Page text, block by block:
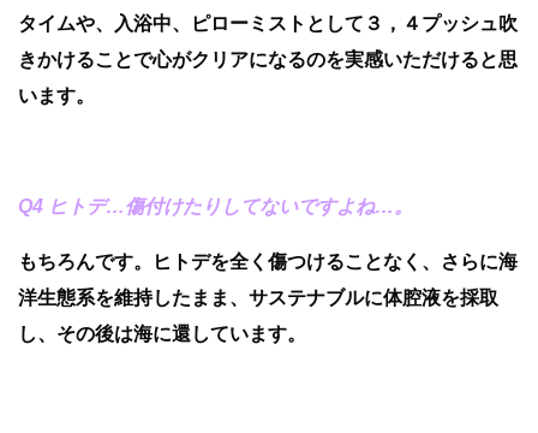
タイムや、入浴中、ピローミストとして３，４プッシュ吹
きかけることで心がクリアになるのを実感いただけると思
います。
Q4 ヒトデ…傷付けたりしてないですよね…。
もちろんです。ヒトデを全く傷つけることなく、さらに海
洋生態系を維持したまま、サステナブルに体腔液を採取
し、その後は海に還しています。